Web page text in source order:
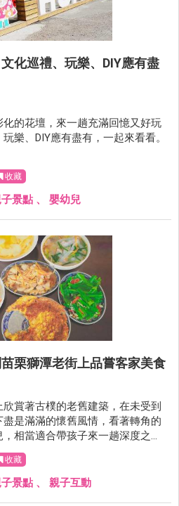
化巡禮、玩樂、DIY應有盡
的花壇，來一趟充滿回憶又好玩
樂、DIY應有盡有，一起來看看。
收藏
景點 、 嬰幼兒
栗獅潭老街上品嘗客家美食
賞著古樸的老舊建築，在未受到
是滿滿的懷舊風情，看著轉角的
相當適合帶孩子來一趟深度之旅
收藏
景點 、 親子互動